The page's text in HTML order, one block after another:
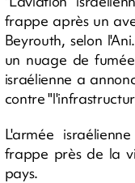
frappe après un
Beyrouth, selon
un nuage de
israélienne a
contre
L'armée
frappe près de la
pays.